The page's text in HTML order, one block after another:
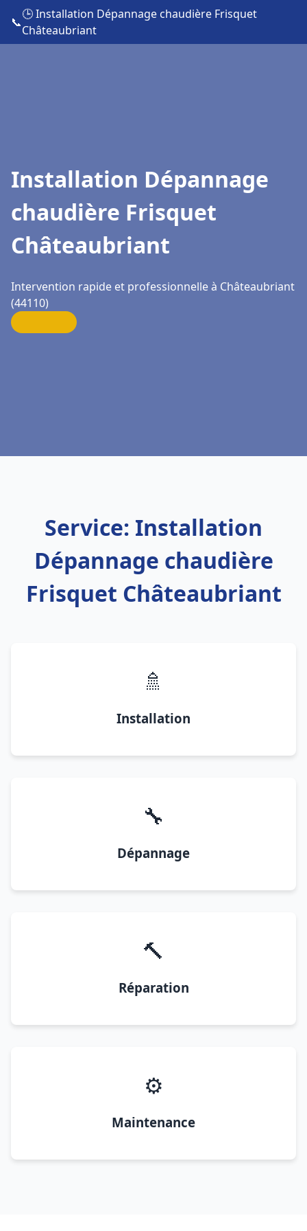
📞
🕒 Installation Dépannage chaudière Frisquet
Châteaubriant
Installation Dépannage
chaudière Frisquet
Châteaubriant
Intervention rapide et professionnelle à Châteaubriant
(44110)
Service: Installation
Dépannage chaudière
Frisquet Châteaubriant
🚿
Installation
🔧
Dépannage
🔨
Réparation
⚙️
Maintenance